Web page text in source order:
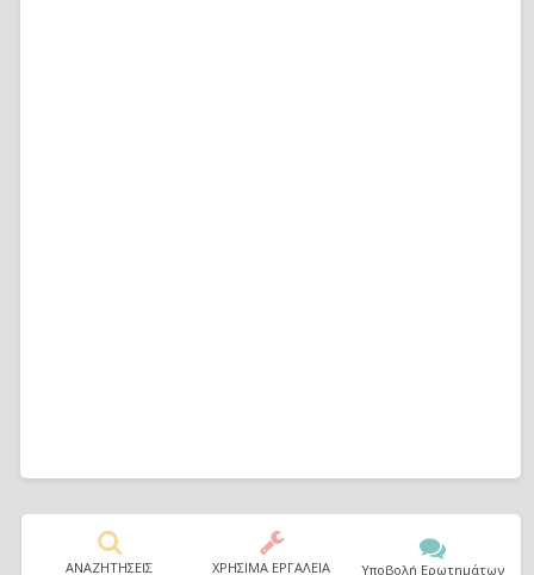
ΑΝΑΖΗΤΗΣΕΙΣ ΧΡΗΣΙΜΑ ΕΡΓΑΛΕΙΑ Υποβολή Ερωτημάτων